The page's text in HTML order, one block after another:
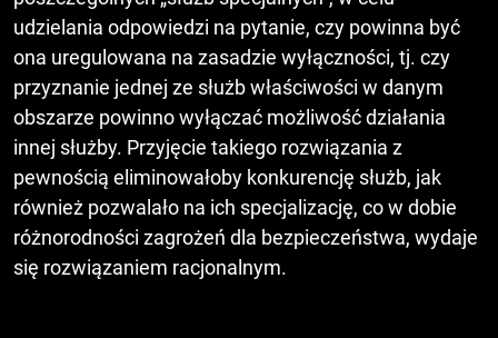
udzielania odpowiedzi na pytanie, czy powinna być
ona uregulowana na zasadzie wyłączności, tj. czy
przyznanie jednej ze służb właściwości w danym
obszarze powinno wyłączać możliwość działania
innej służby. Przyjęcie takiego rozwiązania z
pewnością eliminowałoby konkurencję służb, jak
również pozwalało na ich specjalizację, co w dobie
różnorodności zagrożeń dla bezpieczeństwa, wydaje
się rozwiązaniem racjonalnym.